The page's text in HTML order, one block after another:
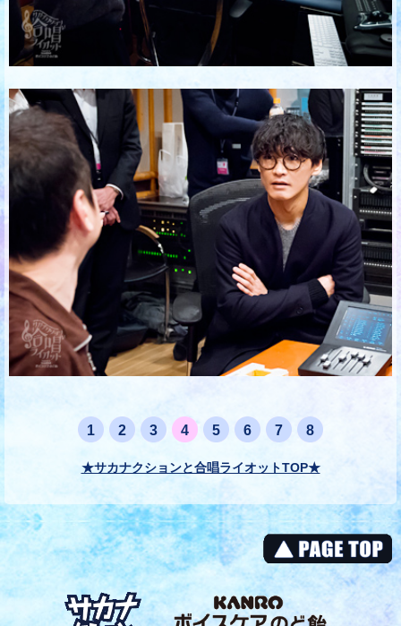
1 2 3 4 5 6 7 8
★サカナクションと合唱ライオットTOP★